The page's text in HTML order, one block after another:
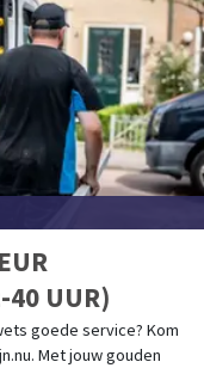
40 UUR)
goede service? Kom
Met jouw gouden